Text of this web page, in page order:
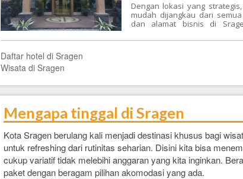
Dengan lokasi yang
mudah dijangkau dari
dan alamat bisnis di
layanan di 48 dengan baik
hotel seperti coffee shop,
layanan kamar.
terdiri dari taman. Hotel ini
layanan yang hangat dan
sesuai standar internasional.
Daftar hotel di Sragen
Wisata di Sragen
Mengapa tinggal di Sragen
Kota Sragen berulang kali menjadi destinasi khusus bagi
untuk refreshing dari rutinitas seharian. Disini kita bisa
cukup variatif tidak melebihi anggaran yang kita inginkan.
paket dengan beragam pilihan akomodasi yang ada.